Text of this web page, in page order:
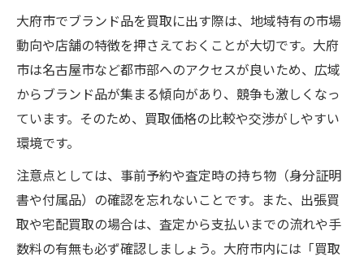
大府市でブランド品を買取に出す際は、地域特有の市場
動向や店舗の特徴を押さえておくことが大切です。大府
市は名古屋市など都市部へのアクセスが良いため、広域
からブランド品が集まる傾向があり、競争も激しくなっ
ています。そのため、買取価格の比較や交渉がしやすい
環境です。
注意点としては、事前予約や査定時の持ち物（身分証明
書や付属品）の確認を忘れないことです。また、出張買
取や宅配買取の場合は、査定から支払いまでの流れや手
数料の有無も必ず確認しましょう。大府市内には「買取